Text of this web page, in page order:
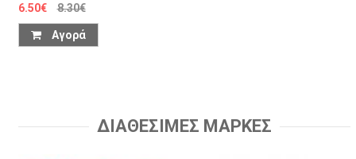
SDI Φόρμα διακόσμησης Buttons 35.01674